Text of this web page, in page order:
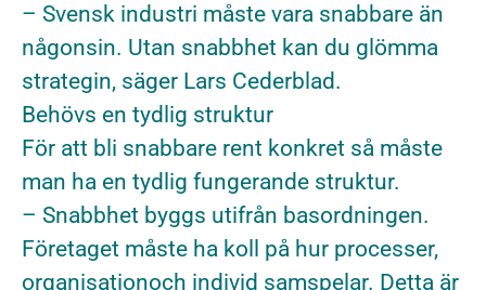
– Svensk industri måste vara snabbare än
någonsin. Utan snabbhet kan du glömma
strategin, säger Lars Cederblad.
Behövs en tydlig struktur
För att bli snabbare rent konkret så måste
man ha en tydlig fungerande struktur.
– Snabbhet byggs utifrån basordningen.
Företaget måste ha koll på hur processer,
organisationoch individ samspelar. Detta är